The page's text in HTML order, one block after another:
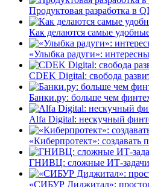
Продуктовая разработка в
Как делаются самые
«Улыбка радуги»:
CDEK Digital: свобода
Банки.ру: больше чем
Alfa Digital: нескучный
«Киберпротект»:
ГНИВЦ: сложные
«СИБУР Диджитал»: